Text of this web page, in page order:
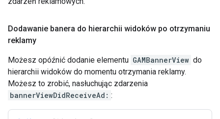
Dodawanie banera do hierarchii widoków po otrzymaniu
reklamy
Możesz opóźnić dodanie elementu GAMBannerView do
hierarchii widoków do momentu otrzymania reklamy.
Możesz to zrobić, nasłuchując zdarzenia
bannerViewDidReceiveAd: :